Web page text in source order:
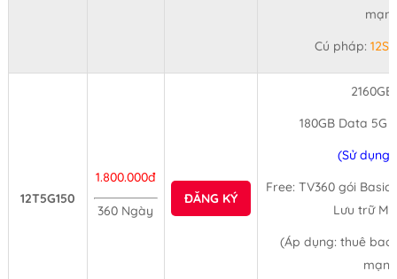
Cú pháp:
12T5G150
1.800.000đ
360 Ngày
ĐĂNG KÝ
180GB Data 5G
(Sử dụng
Free: TV360 gói Basic
Lưu trữ
(Áp dụng: thuê